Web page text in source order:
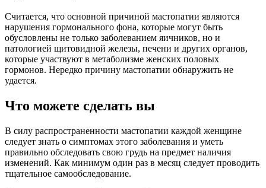
Считается, что основной причиной мастопатии являются
нарушения гормонального фона, которые могут быть
обусловлены не только заболеванием яичников, но и
патологией щитовидной железы, печени и других органов,
которые участвуют в метаболизме женских половых
гормонов. Нередко причину мастопатии обнаружить не
удается.
Что можете сделать вы
В силу распространенности мастопатии каждой женщине
следует знать о симптомах этого заболевания и уметь
правильно обследовать свою грудь на предмет наличия
изменений. Как минимум один раз в месяц следует проводить
тщательное самообследование.